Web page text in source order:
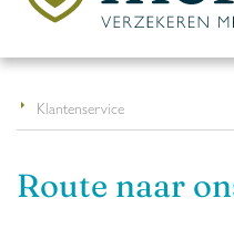
Klantenservice
Route naar